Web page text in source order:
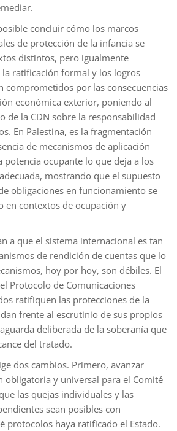
concluir cómo los marcos
de protección de la infancia se
distintos, pero igualmente
la ratificación formal y los logros
comprometidos por las consecuencias
económica exterior, poniendo al
de la CDN sobre la responsabilidad
En Palestina, es la fragmentación
de mecanismos de aplicación
potencia ocupante lo que deja a los
mostrando que el supuesto
obligaciones en funcionamiento se
en contextos de ocupación y
a que el sistema internacional es tan
de rendición de cuentas que lo
hoy por hoy, son débiles. El
Protocolo de Comunicaciones
ratifiquen las protecciones de la
frente al escrutinio de sus propios
deliberada de la soberanía que
del tratado.
dos cambios. Primero, avanzar
obligatoria y universal para el Comité
las quejas individuales y las
sean posibles con
protocolos haya ratificado el Estado.